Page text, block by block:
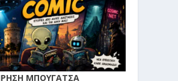
ΜΠΟΥΓΑΤΣΑ